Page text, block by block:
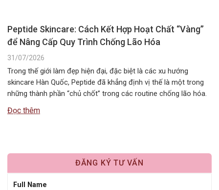
Peptide Skincare: Cách Kết Hợp Hoạt Chất “Vàng”
để Nâng Cấp Quy Trình Chống Lão Hóa
31/07/2026
Trong thế giới làm đẹp hiện đại, đặc biệt là các xu hướng
skincare Hàn Quốc, Peptide đã khẳng định vị thế là một trong
những thành phần “chủ chốt” trong các routine chống lão hóa.
nhất vẫn là băn…
Đọc thêm
ĐĂNG KÝ TƯ VẤN
Full Name